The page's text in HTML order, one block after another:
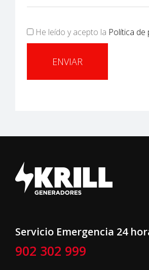
He leído y acepto la Política de
Servicio Emergencia 24
902 302 999